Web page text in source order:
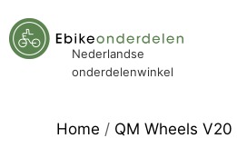
Nederlandse
onderdelenwinkel
Home / QM Wheels V20